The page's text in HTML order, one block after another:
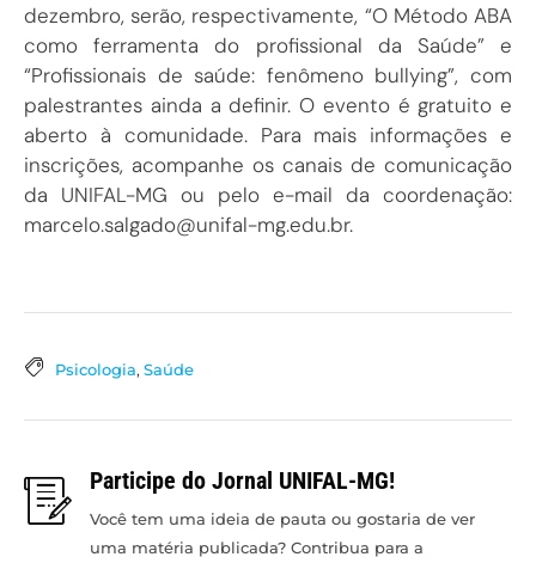
dezembro, serão, respectivamente, “O Método ABA
como ferramenta do profissional da Saúde” e
“Profissionais de saúde: fenômeno bullying”, com
palestrantes ainda a definir. O evento é gratuito e
aberto à comunidade. Para mais informações e
inscrições, acompanhe os canais de comunicação
da UNIFAL-MG ou pelo e-mail da coordenação:
marcelo.salgado@unifal-mg.edu.br.
Psicologia, Saúde
Participe do Jornal UNIFAL-MG!
Você tem uma ideia de pauta ou gostaria de ver
uma matéria publicada? Contribua para a